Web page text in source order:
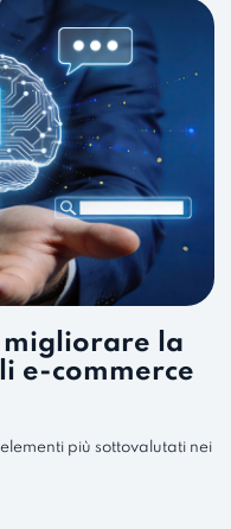
migliorare la
e-commerce
più sottovalutati nei